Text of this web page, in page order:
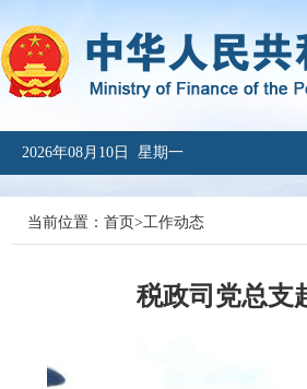
2026年08月10日 星期一
当前位置： 首页>工作动态
税政司党总支